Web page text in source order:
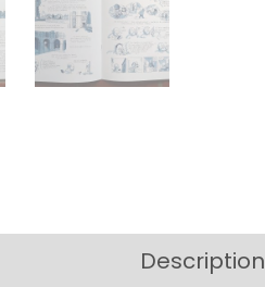
Description